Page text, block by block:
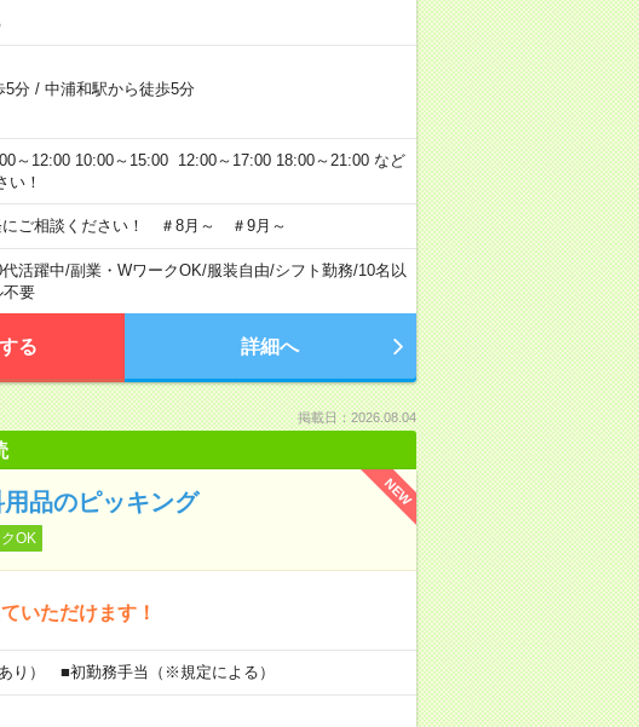
5分/ 中浦和駅から徒歩5分
～12:00 10:00～15:00 12:00～17:00 18:00～21:00 など
い！
ご相談ください！ ＃8月～ ＃9月～
活躍中/副業・WワークOK/服装自由/シフト勤務/10名以
要
る 詳細へ
掲載日：2026.08.04
NEW
品のピッキング
OK
いただけます！
り） ■初勤務手当（※規定による）